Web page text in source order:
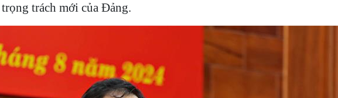
trách mới của Đảng.